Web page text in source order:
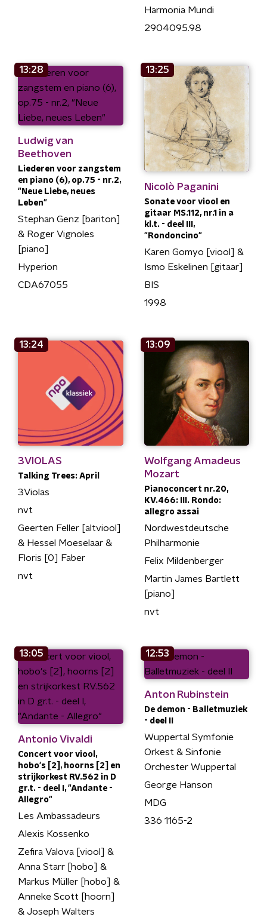
Harmonia Mundi
2904095.98
13:28
Ludwig van
Beethoven
Liederen voor zangstem
en piano (6), op.75 - nr.2,
"Neue Liebe, neues
Leben"
Stephan Genz [bariton]
& Roger Vignoles
[piano]
Hyperion
CDA67055
13:25
Nicolò Paganini
Sonate voor viool en
gitaar MS.112, nr.1 in a
kl.t. - deel III,
"Rondoncino"
Karen Gomyo [viool] &
Ismo Eskelinen [gitaar]
BIS
1998
13:24
3VIOLAS
Talking Trees: April
3Violas
nvt
Geerten Feller [altviool]
& Hessel Moeselaar &
Floris [0] Faber
nvt
13:09
Wolfgang Amadeus
Mozart
Pianoconcert nr.20,
KV.466: III. Rondo:
allegro assai
Nordwestdeutsche
Philharmonie
Felix Mildenberger
Martin James Bartlett
[piano]
nvt
13:05
Antonio Vivaldi
Concert voor viool,
hobo's [2], hoorns [2] en
strijkorkest RV.562 in D
gr.t. - deel I, "Andante -
Allegro"
Les Ambassadeurs
Alexis Kossenko
Zefira Valova [viool] &
Anna Starr [hobo] &
Markus Müller [hobo] &
Anneke Scott [hoorn]
& Joseph Walters
12:53
Anton Rubinstein
De demon - Balletmuziek
- deel II
Wuppertal Symfonie
Orkest & Sinfonie
Orchester Wuppertal
George Hanson
MDG
336 1165-2